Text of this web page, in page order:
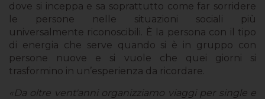
dove si inceppa e sa soprattutto come far sorridere
le persone nelle situazioni sociali più
universalmente riconoscibili. È la persona con il tipo
di energia che serve quando si è in gruppo con
persone nuove e si vuole che quei giorni si
trasformino in un’esperienza da ricordare.
«Da oltre vent'anni organizziamo viaggi per single e